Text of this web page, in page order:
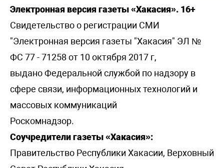
Электронная версия газеты «Хакасия». 16+
Свидетельство о регистрации СМИ
"Электронная версия газеты "Хакасия" ЭЛ №
ФС 77 - 71258 от 10 октября 2017 г,
выдано Федеральной службой по надзору в
сфере связи, информационных технологий и
массовых коммуникаций
Роскомнадзор.
Соучредители газеты «Хакасия»:
Правительство Республики Хакасии, Верховный